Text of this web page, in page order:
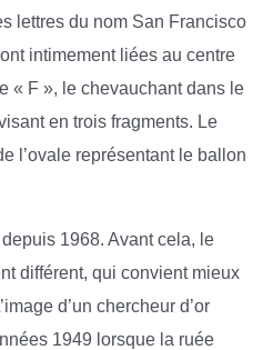
lettres du nom San Francisco
intimement liées au centre
« F », le chevauchant dans le
en trois fragments. Le
l’ovale représentant le ballon
1968. Avant cela, le
différent, qui convient mieux
d’un chercheur d’or
1949 lorsque la ruée